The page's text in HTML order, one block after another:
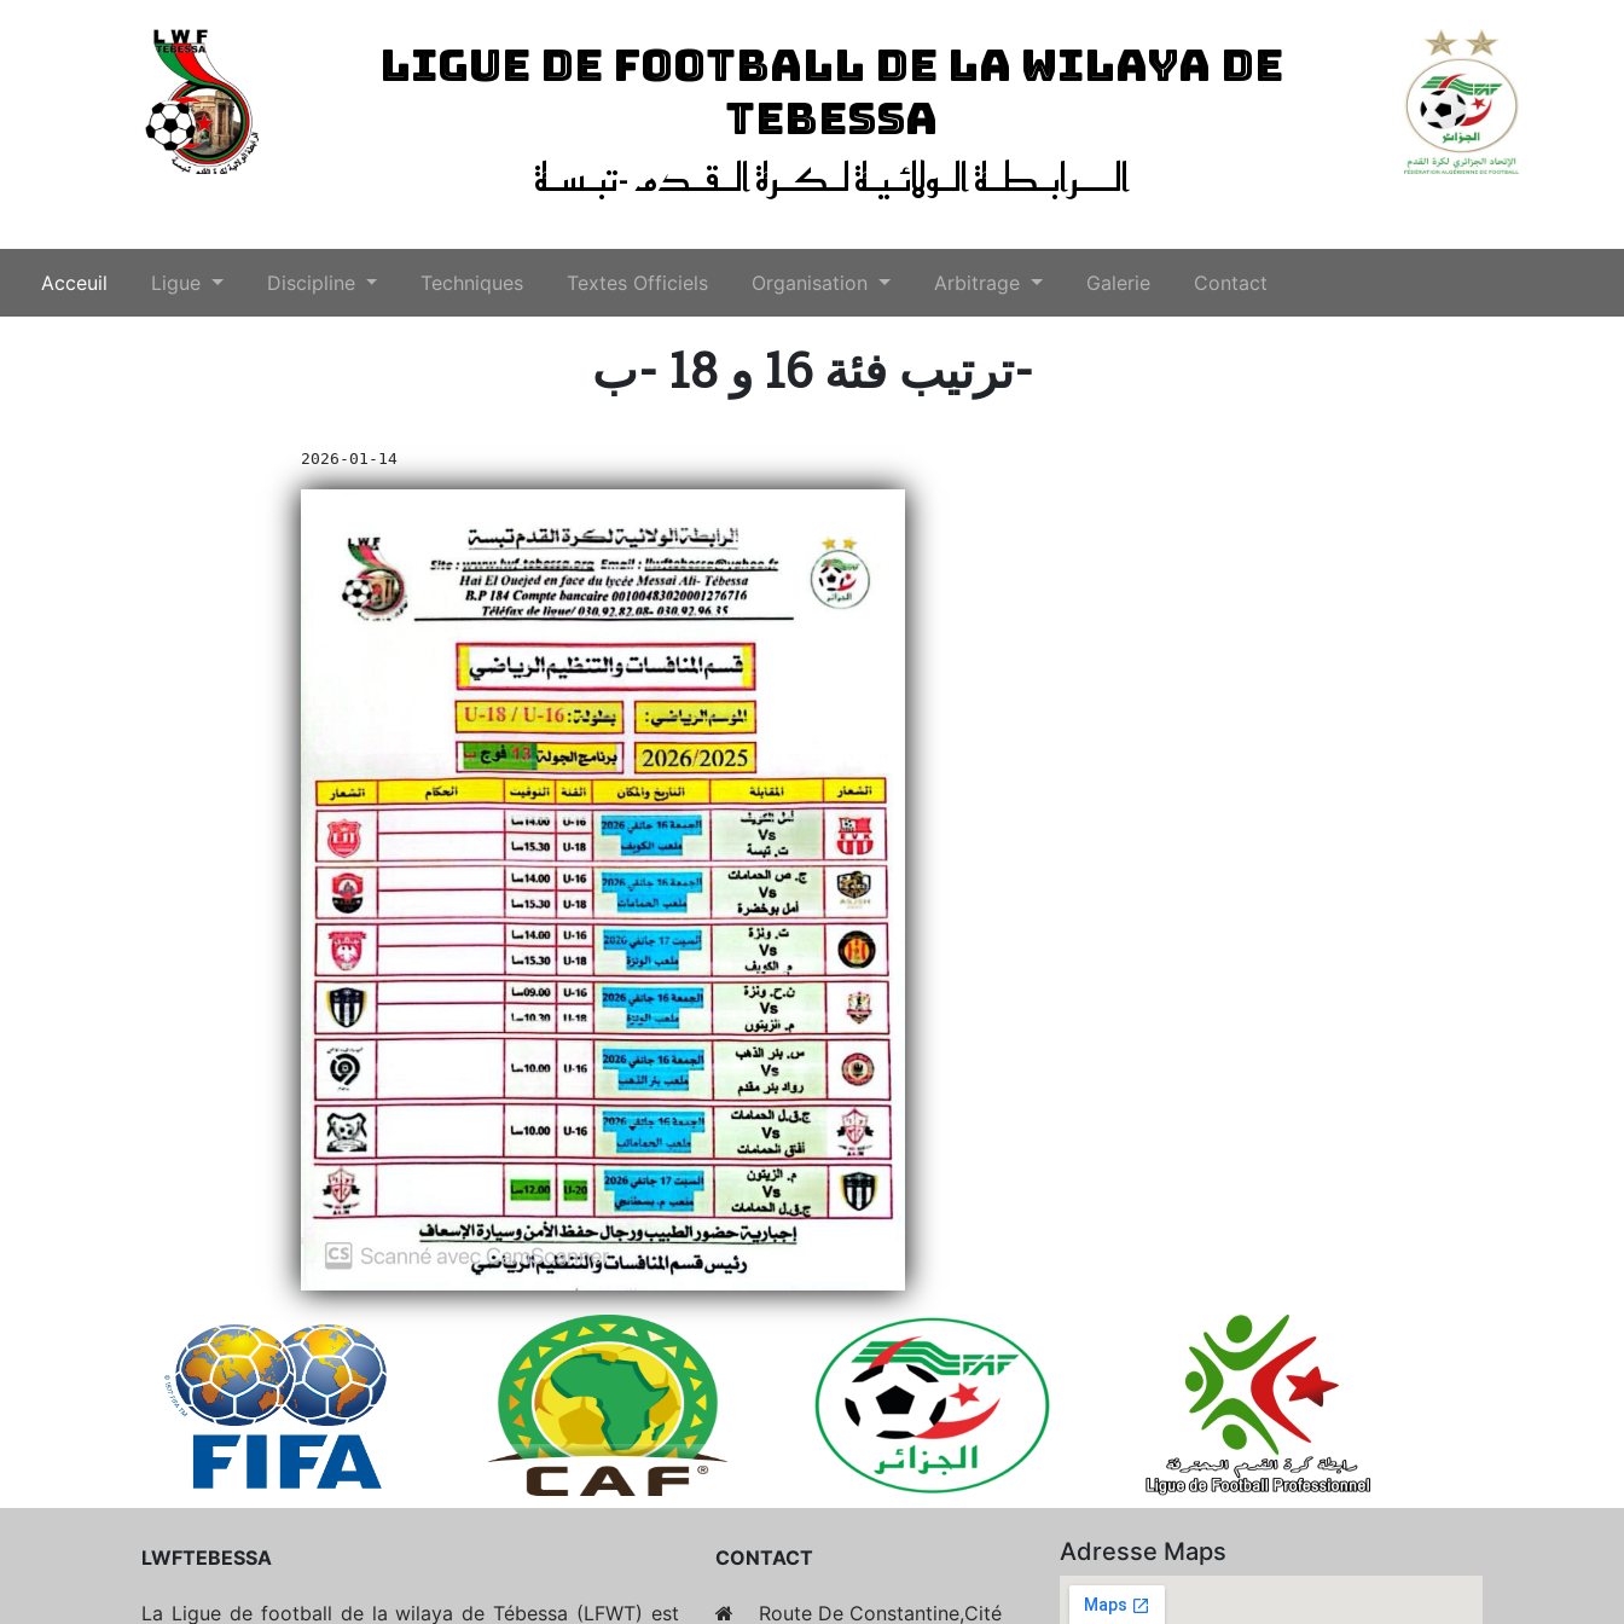
LIGUE DE FOOTBALL DE LA WILAYA DE
TEBESSA
الـــرابـطـة الـولائـيـة لـكـرة الـقـدم -تبـسـة
Acceuil (current)
Ligue Discipline Techniques Textes Officiels Organisation Arbitrage Galerie Contact
ترتيب فئة 16 و 18 -ب-
2026-01-14
LWFTEBESSA
La Ligue de football de la wilaya de Tébessa (LFWT) est
CONTACT
Route De Constantine,Cité
Adresse Maps